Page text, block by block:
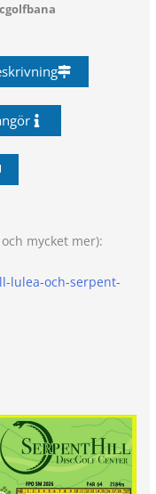
mycket mer):
lulea-och-serpent-